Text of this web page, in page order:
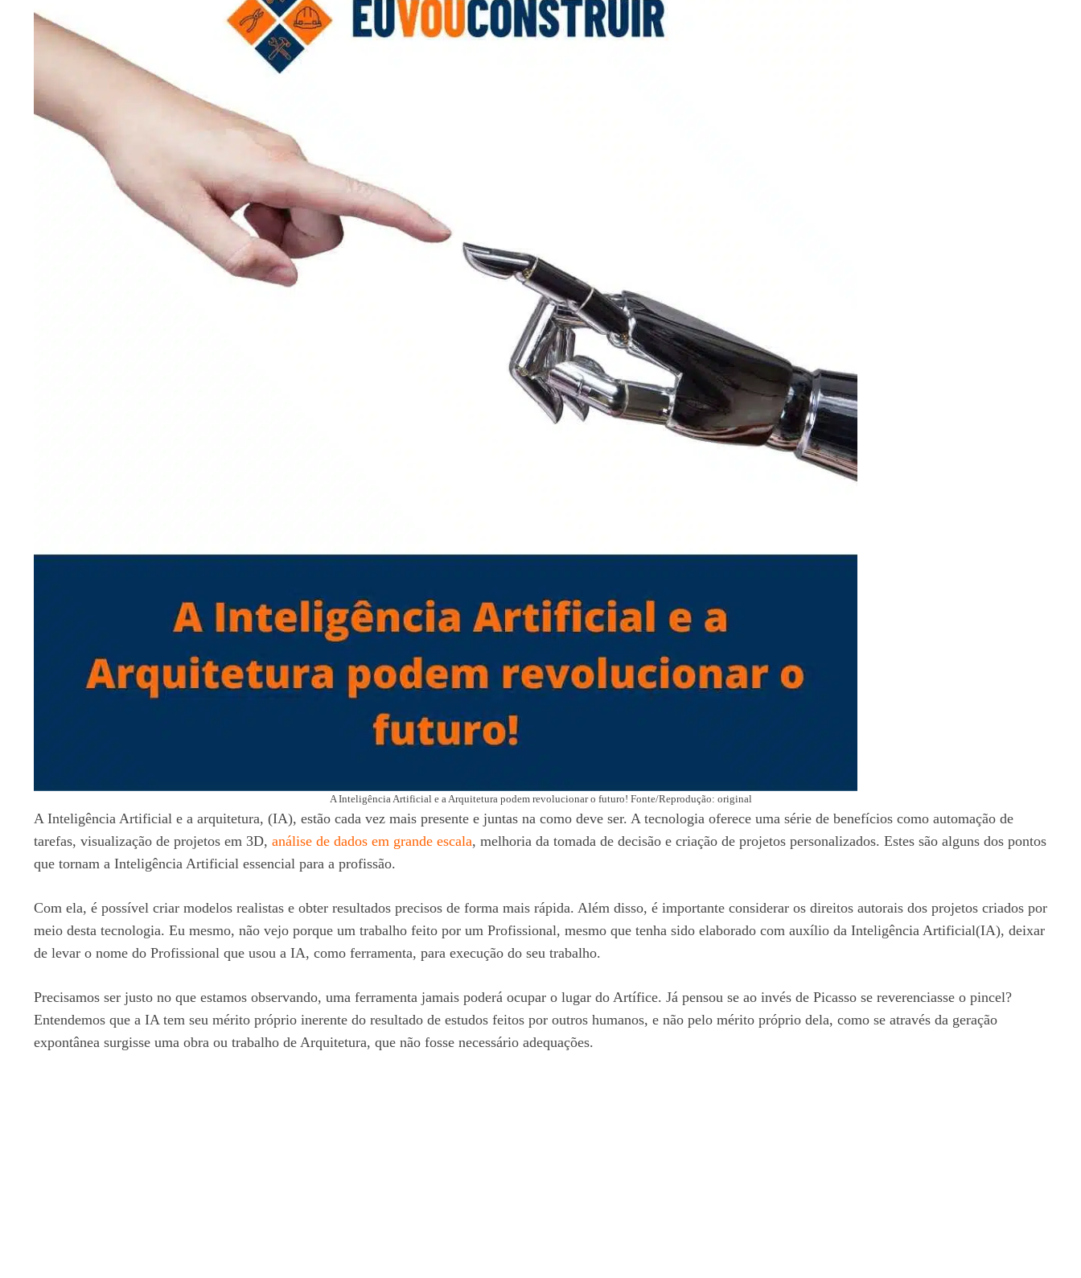
A Inteligência Artificial e a Arquitetura podem revolucionar o futuro! Fonte/Reprodução: original
A Inteligência Artificial e a arquitetura, (IA), estão cada vez mais presente e juntas na como deve ser. A tecnologia oferece uma série de benefícios como automação de
tarefas, visualização de projetos em 3D, análise de dados em grande escala, melhoria da tomada de decisão e criação de projetos personalizados. Estes são alguns dos pontos
que tornam a Inteligência Artificial essencial para a profissão.
Com ela, é possível criar modelos realistas e obter resultados precisos de forma mais rápida. Além disso, é importante considerar os direitos autorais dos projetos criados por
meio desta tecnologia. Eu mesmo, não vejo porque um trabalho feito por um Profissional, mesmo que tenha sido elaborado com auxílio da Inteligência Artificial(IA), deixar
de levar o nome do Profissional que usou a IA, como ferramenta, para execução do seu trabalho.
Precisamos ser justo no que estamos observando, uma ferramenta jamais poderá ocupar o lugar do Artífice. Já pensou se ao invés de Picasso se reverenciasse o pincel?
Entendemos que a IA tem seu mérito próprio inerente do resultado de estudos feitos por outros humanos, e não pelo mérito próprio dela, como se através da geração
expontânea surgisse uma obra ou trabalho de Arquitetura, que não fosse necessário adequações.